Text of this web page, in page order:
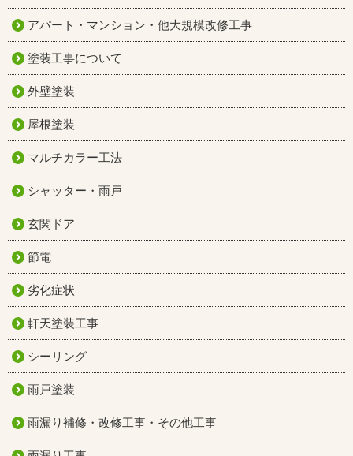
アパート・マンション・他大規模改修工事
塗装工事について
外壁塗装
屋根塗装
マルチカラー工法
シャッター・雨戸
玄関ドア
節電
劣化症状
軒天塗装工事
シーリング
雨戸塗装
雨漏り補修・改修工事・その他工事